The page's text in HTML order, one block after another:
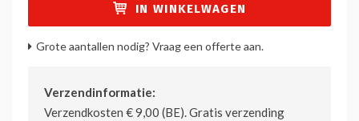
IN WINKELWAGEN
Grote aantallen nodig? Vraag een offerte aan.
Verzendinformatie:
Verzendkosten € 9,00 (BE). Gratis verzending